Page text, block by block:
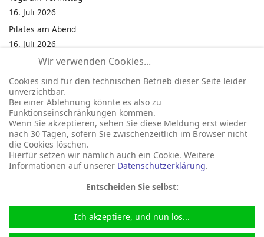
16. Juli 2026
Pilates am Abend
16. Juli 2026
Jumping Fitness Intervall
16. Juli 2026
Jumping Fitness Erwachsene
16. Juli 2026
Kinderfest in Neukirchen
16. Juli 2026
© 2026 Gemeinde Neukirchen
Wir verwenden Cookies...
Cookies sind für den technischen Betrieb dieser Seite leider
unverzichtbar.
Bei einer Ablehnung könnte es also zu
Funktionseinschränkungen kommen.
Wenn Sie akzeptieren, sehen Sie diese Meldung erst wieder
nach 30 Tagen, sofern Sie zwischenzeitlich im Browser nicht
die Cookies löschen.
Hierfür setzen wir nämlich auch ein Cookie. Weitere
Informationen auf unserer Datenschutzerklärung.
Entscheiden Sie selbst:
Ich akzeptiere, und nun los...